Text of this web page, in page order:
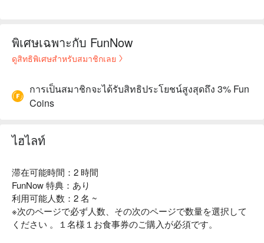
พิเศษเฉพาะกับ FunNow
ดูสิทธิพิเศษสำหรับสมาชิกเลย
การเป็นสมาชิกจะได้รับสิทธิประโยชน์สูงสุดถึง 3% Fun
Coins
ไฮไลท์
滞在可能時間：2 時間
FunNow 特典：あり
利用可能人数：2 名 ~
※次のページで必ず人数、その次のページで数量を選択して
ください 。１名様１お食事券のご購入が必須です。